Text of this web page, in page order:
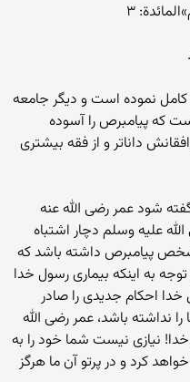
٣
نموده‌ است و دیگر جامعه‌
که‌ پیامبرص را آسوده‌
داناتر و از فقه بیشتری
شود عمر رضی الله عنه
علیه وسلم دچار اشتباه
شخص پیامبرص داشته‌ باشد که‌
به اینکه‌ بیماری رسول خدا
احکام جدیدی را صادر
نداشته باشد، عمر رضی الله
نیازی نیست شما خود را به
کرد و در پرتو آن ما هرگز